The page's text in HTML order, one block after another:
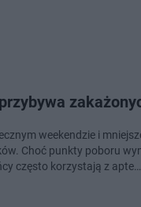
weekendzie i
Choć punkty poboru
często korzystają z apte…